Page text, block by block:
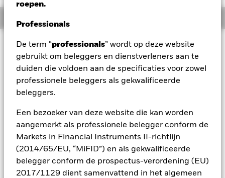
roepen.
Professionals
De term “professionals” wordt op deze website
gebruikt om beleggers en dienstverleners aan te
duiden die voldoen aan de specificaties voor zowel
professionele beleggers als gekwalificeerde
beleggers.
Een bezoeker van deze website die kan worden
aangemerkt als professionele belegger conform de
Markets in Financial Instruments II-richtlijn
(2014/65/EU, “MiFID”) en als gekwalificeerde
belegger conform de prospectus-verordening (EU)
2017/1129 dient samenvattend in het algemeen
Overzicht
Beleggingsdoel
Het Fonds streeft ernaar een positief absoluut rendement op
uw belegging te behalen via een combinatie van
kapitaalgroei en inkomsten, met een beperkte correlatie met
marktschommelingen. Het Fonds benadert
blootstelling via een verscheidenheid aan
Fonds wereldwijd beleggen in aandeleneffecten (bijv.
aandelen), aandelengerelateerde effecten, vastrentende
effecten (bijv. obligaties), vastrentende gerelateerde
effecten, geldmarktinstrumenten (GMI's) (bijv.
schuldinstrumenten met korte looptijden), door activa